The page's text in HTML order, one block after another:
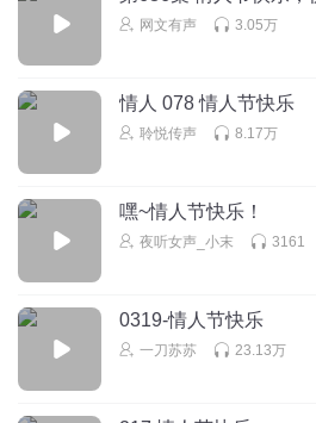
网文有声 3.05万
情人 078 情人节快乐
聆悦传声 8.17万
嘿~情人节快乐！
夜听女声_小末 3161
0319-情人节快乐
一刀苏苏 23.13万